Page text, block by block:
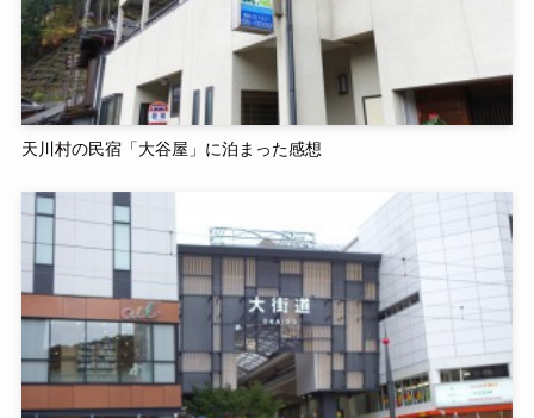
天川村の民宿「大谷屋」に泊まった感想